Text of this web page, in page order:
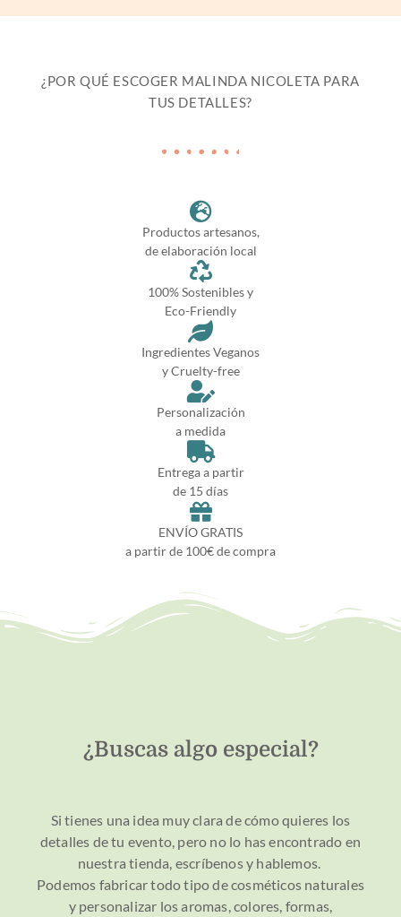
¿POR QUÉ ESCOGER MALINDA NICOLETA PARA
TUS DETALLES?
Productos artesanos,
de elaboración local
100% Sostenibles y
Eco-Friendly
Ingredientes Veganos
y Cruelty-free
Personalización
a medida
Entrega a partir
de 15 días
ENVÍO GRATIS
a partir de 100€ de compra
¿Buscas algo especial?
Si tienes una idea muy clara de cómo quieres los
detalles de tu evento, pero no lo has encontrado en
nuestra tienda, escríbenos y hablemos.
Podemos fabricar todo tipo de cosméticos naturales
y personalizar los aromas, colores, formas,